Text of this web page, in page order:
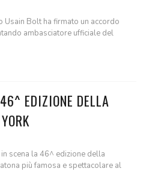
Usain Bolt ha firmato un accordo
ambasciatore ufficiale del
EDIZIONE DELLA
scena la 46^ edizione della
più famosa e spettacolare al